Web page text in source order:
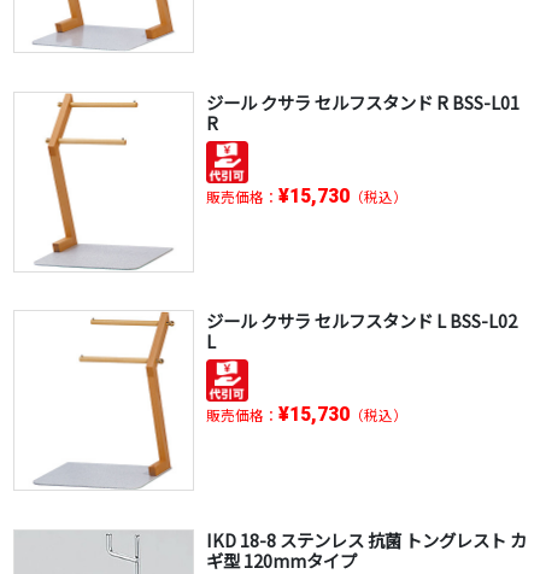
ジール クサラ セルフスタンド R BSS-L01
R
販売価格： ¥15,730（税込）
ジール クサラ セルフスタンド L BSS-L02
L
販売価格： ¥15,730（税込）
IKD 18-8 ステンレス 抗菌 トングレスト カ
ギ型 120mmタイプ